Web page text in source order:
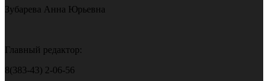
Зубарева Анна Юрьевна
Главный редактор:
8(383-43) 2-06-56